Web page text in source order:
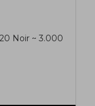
Noir ~ 3.000